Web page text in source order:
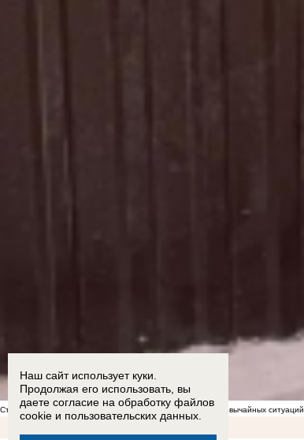
Стал известен список укрытий в Морозовске на случай чрезвычайных ситуаций
Наш сайт использует куки.
Продолжая его использовать, вы
даете согласие на обработку файлов
cookie и пользовательских данных.